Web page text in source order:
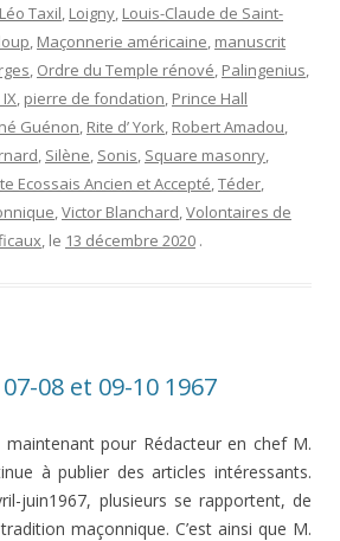
Léo Taxil, Loigny, Louis-Claude de Saint-
, Maçonnerie américaine, manuscrit
, Ordre du Temple rénové, Palingenius,
, pierre de fondation, Prince Hall
Guénon, Rite d’ York, Robert Amadou,
, Silène, Sonis, Square masonry,
Ecossais Ancien et Accepté,Téder,
,Victor Blanchard,Volontaires de
, le 13 décembre 2020 .
08 et 09-10 1967
maintenant pour Rédacteur en chef M.
à publier des articles intéressants.
juin1967, plusieurs se rapportent, de
maçonnique. C’est ainsi que M.